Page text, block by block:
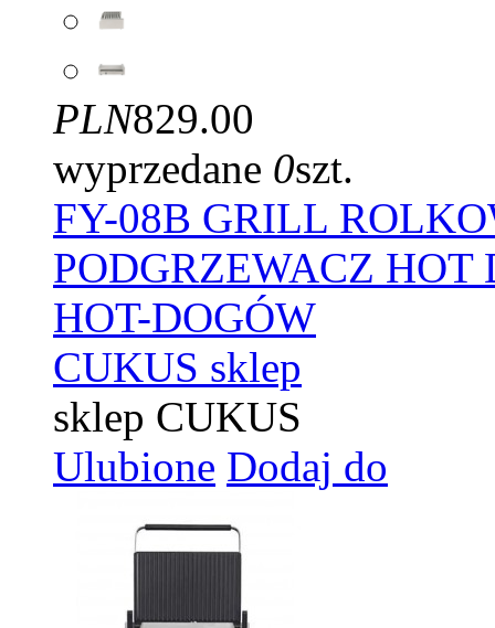
PLN829.00
wyprzedane 0szt.
FY-08B GRILL
PODGRZEWACZ HOT
HOT-DOGÓW
CUKUS sklep
sklep CUKUS
Ulubione Dodaj do